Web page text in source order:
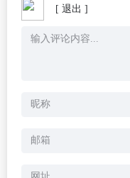
[ 退出 ]